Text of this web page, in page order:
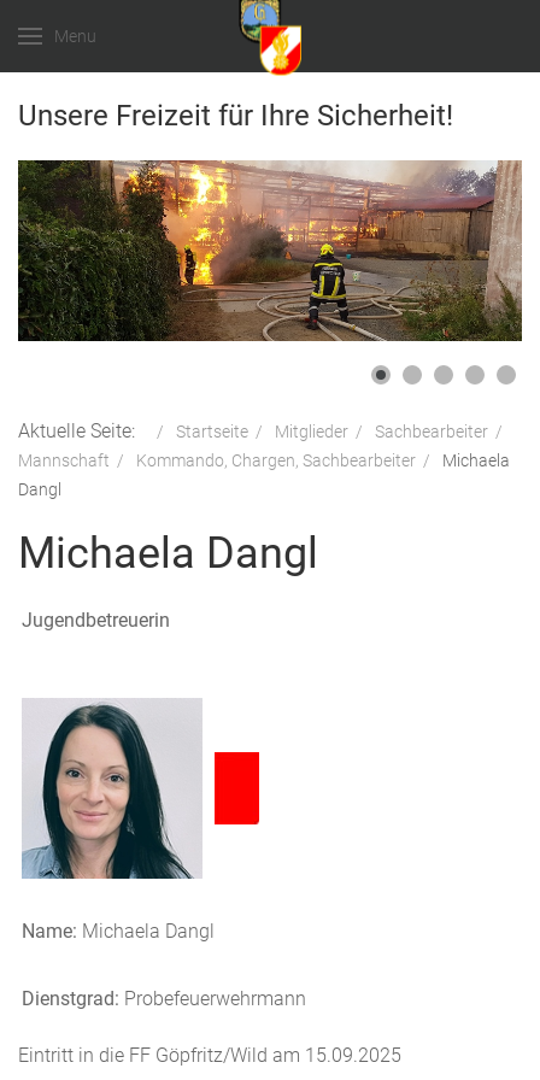
Menu
Unsere Freizeit für Ihre Sicherheit!
Aktuelle Seite: Startseite Mitglieder
Sachbearbeiter
Mannschaft
Kommando, Chargen, Sachbearbeiter
Michaela
Dangl
Michaela Dangl
Jugendbetreuerin
Name: Michaela Dangl
Dienstgrad: Probefeuerwehrmann
Eintritt in die FF Göpfritz/Wild am 15.09.2025